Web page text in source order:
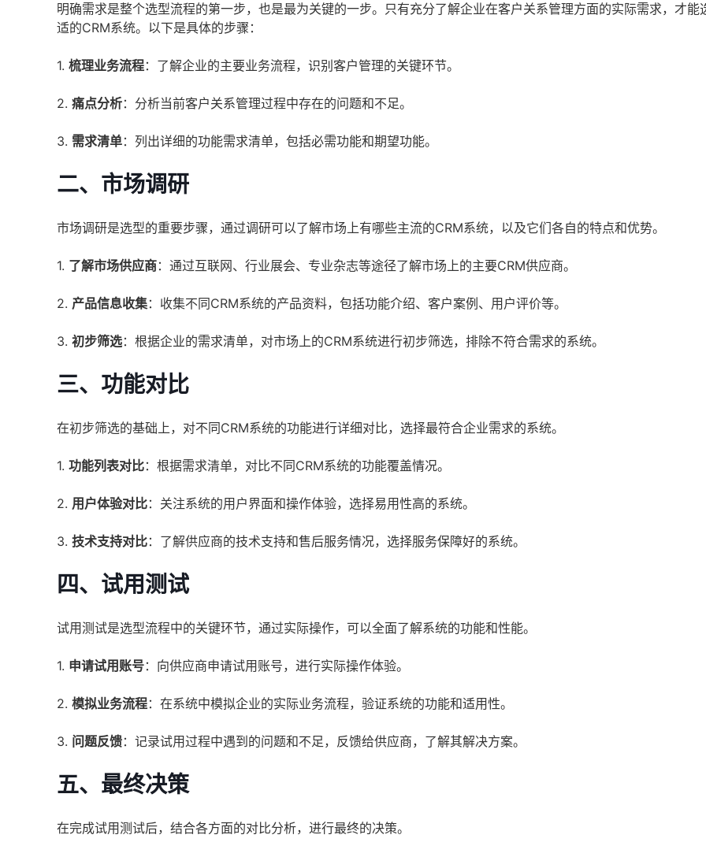
明确需求是整个选型流程的第一步，也是最为关键的一步。只有充分了解企业在客户关系管理方面的实际需求，才能
适的CRM系统。以下是具体的步骤：
1. 梳理业务流程：了解企业的主要业务流程，识别客户管理的关键环节。
2. 痛点分析：分析当前客户关系管理过程中存在的问题和不足。
3. 需求清单：列出详细的功能需求清单，包括必需功能和期望功能。
二、市场调研
市场调研是选型的重要步骤，通过调研可以了解市场上有哪些主流的CRM系统，以及它们各自的特点和优势。
1. 了解市场供应商：通过互联网、行业展会、专业杂志等途径了解市场上的主要CRM供应商。
2. 产品信息收集：收集不同CRM系统的产品资料，包括功能介绍、客户案例、用户评价等。
3. 初步筛选：根据企业的需求清单，对市场上的CRM系统进行初步筛选，排除不符合需求的系统。
三、功能对比
在初步筛选的基础上，对不同CRM系统的功能进行详细对比，选择最符合企业需求的系统。
1. 功能列表对比：根据需求清单，对比不同CRM系统的功能覆盖情况。
2. 用户体验对比：关注系统的用户界面和操作体验，选择易用性高的系统。
3. 技术支持对比：了解供应商的技术支持和售后服务情况，选择服务保障好的系统。
四、试用测试
试用测试是选型流程中的关键环节，通过实际操作，可以全面了解系统的功能和性能。
1. 申请试用账号：向供应商申请试用账号，进行实际操作体验。
2. 模拟业务流程：在系统中模拟企业的实际业务流程，验证系统的功能和适用性。
3. 问题反馈：记录试用过程中遇到的问题和不足，反馈给供应商，了解其解决方案。
五、最终决策
在完成试用测试后，结合各方面的对比分析，进行最终的决策。